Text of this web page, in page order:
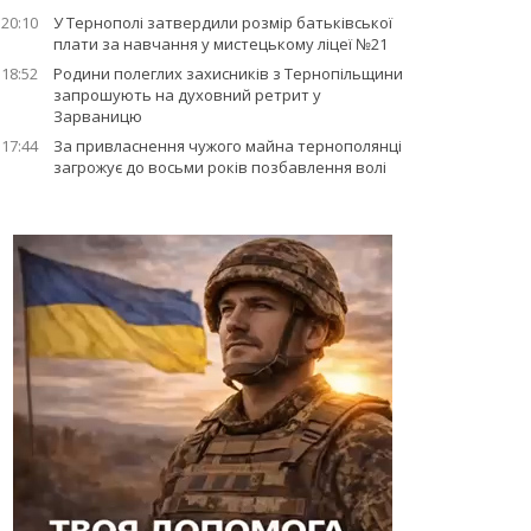
20:10
У Тернополі затвердили розмір батьківської
плати за навчання у мистецькому ліцеї №21
18:52
Родини полеглих захисників з Тернопільщини
запрошують на духовний ретрит у
Зарваницю
17:44
За привласнення чужого майна тернополянці
загрожує до восьми років позбавлення волі